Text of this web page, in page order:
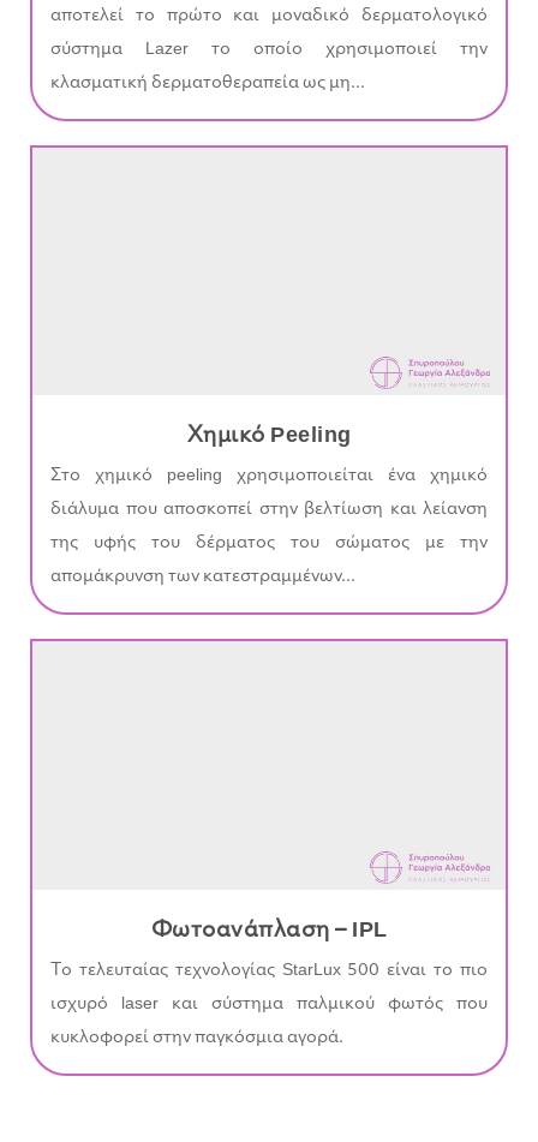
αποτελεί το πρώτο και μοναδικό δερματολογικό
σύστημα Lazer το οποίο χρησιμοποιεί την
κλασματική δερματοθεραπεία ως μη...
Χημικό Peeling
Στο χημικό peeling χρησιμοποιείται ένα χημικό
διάλυμα που αποσκοπεί στην βελτίωση και λείανση
της υφής του δέρματος του σώματος με την
απομάκρυνση των κατεστραμμένων...
Φωτοανάπλαση – IPL
Το τελευταίας τεχνολογίας StarLux 500 είναι το πιο
ισχυρό laser και σύστημα παλμικού φωτός που
κυκλοφορεί στην παγκόσμια αγορά.